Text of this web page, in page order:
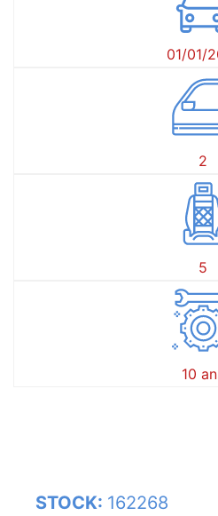
01/01/
2
5
10
STOCK: 162268